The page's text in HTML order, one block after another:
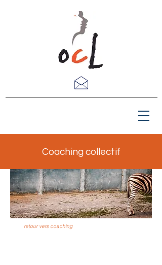
Coaching collectif
retour vers coaching